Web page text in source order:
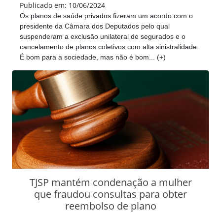
Publicado em: 10/06/2024
Os planos de saúde privados fizeram um acordo com o
presidente da Câmara dos Deputados pelo qual
suspenderam a exclusão unilateral de segurados e o
cancelamento de planos coletivos com alta sinistralidade.
É bom para a sociedade, mas não é bom... (+)
TJSP mantém condenação a mulher
que fraudou consultas para obter
reembolso de plano